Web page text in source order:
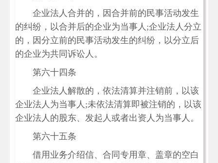
企业法人合并的，因合并前的民事活动发生
的纠纷，以合并后的企业为当事人;企业法人分立
的，因分立前的民事活动发生的纠纷，以分立后
的企业为共同诉讼人。
第六十四条
企业法人解散的，依法清算并注销前，以该
企业法人为当事人;未依法清算即被注销的，以该
企业法人的股东、发起人或者出资人为当事人。
第六十五条
借用业务介绍信、合同专用章、盖章的空白